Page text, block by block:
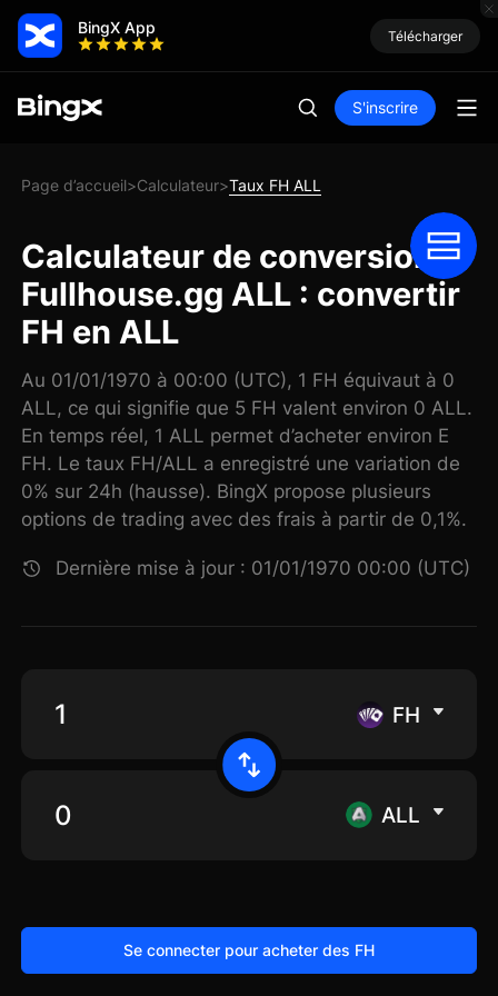
BingX App Télécharger
S'inscrire
Page d’accueil>Calculateur>Taux FH ALL
Calculateur de conversion
Fullhouse.gg ALL : convertir
FH en ALL
Au 01/01/1970 à 00:00 (UTC), 1 FH équivaut à 0
ALL, ce qui signifie que 5 FH valent environ 0 ALL.
En temps réel, 1 ALL permet d’acheter environ E
FH. Le taux FH/ALL a enregistré une variation de
0% sur 24h (hausse). BingX propose plusieurs
options de trading avec des frais à partir de 0,1%.
Dernière mise à jour : 01/01/1970 00:00 (UTC)
FH
ALL
Se connecter pour acheter des FH